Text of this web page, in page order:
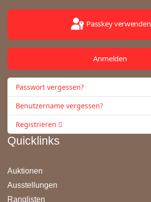
Quicklinks
Auktionen
Ausstellungen
Ranglisten
Passkey verwenden
Anmelden
Passwort vergessen?
Benutzername vergessen?
Registrieren